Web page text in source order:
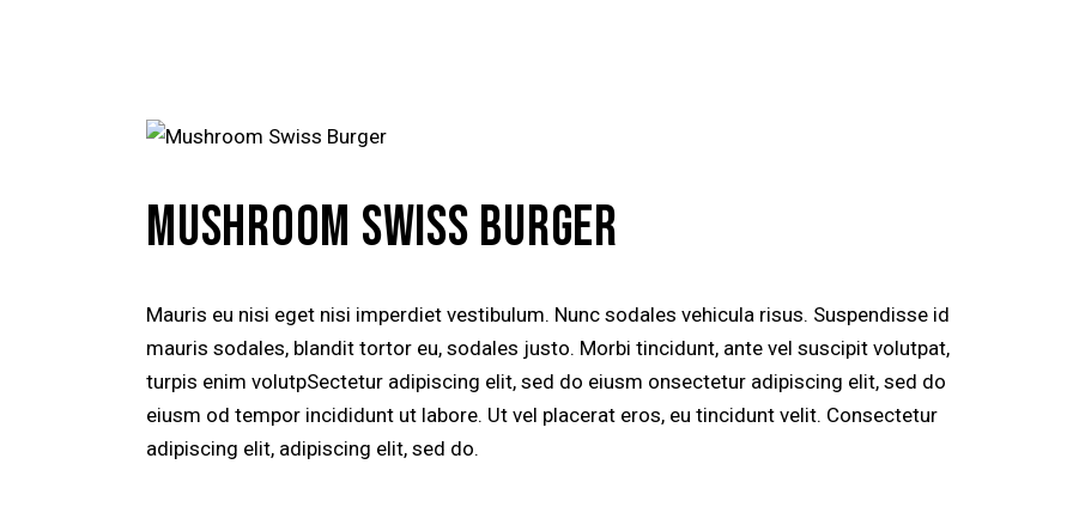
MUSHROOM SWISS BURGER
Mauris eu nisi eget nisi imperdiet vestibulum. Nunc sodales vehicula risus. Suspendisse id
mauris sodales, blandit tortor eu, sodales justo. Morbi tincidunt, ante vel suscipit volutpat,
turpis enim volutpSectetur adipiscing elit, sed do eiusm onsectetur adipiscing elit, sed do
eiusm od tempor incididunt ut labore. Ut vel placerat eros, eu tincidunt velit. Consectetur
adipiscing elit, adipiscing elit, sed do.